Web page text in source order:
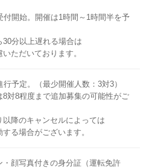
付開始。開催は1時間～1時間半を予
分以上遅れる場合は
ただいております。
行予定。（最少開催人数：3対3）
対8程度まで追加募集の可能性がご
降のキャンセルによっては
る場合がございます。
・顔写真付きの身分証（運転免許